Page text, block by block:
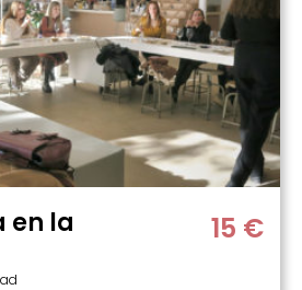
en la
15 €